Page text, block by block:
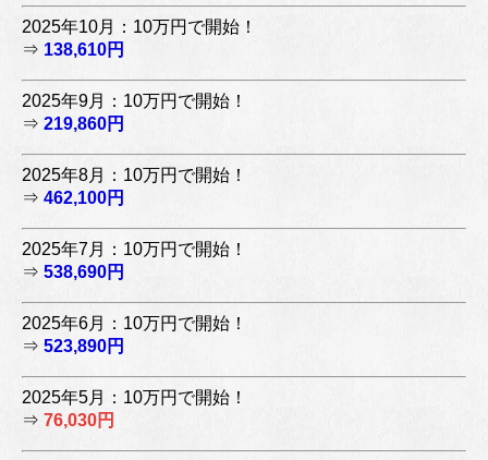
2025年10月：10万円で開始！
⇒ 138,610円
2025年9月：10万円で開始！
⇒ 219,860円
2025年8月：10万円で開始！
⇒ 462,100円
2025年7月：10万円で開始！
⇒ 538,690円
2025年6月：10万円で開始！
⇒ 523,890円
2025年5月：10万円で開始！
⇒ 76,030円